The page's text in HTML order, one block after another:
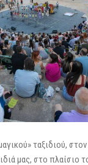
ταξιδιού,
μας, στο πλαίσιο